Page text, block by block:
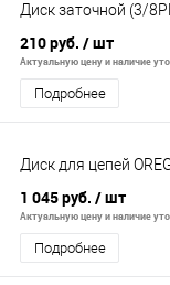
Диск заточной (3/
210 руб. / шт
Актуальную цену и наличие
Подробнее
Диск для цепей
1 045 руб. / шт
Актуальную цену и наличие
Подробнее